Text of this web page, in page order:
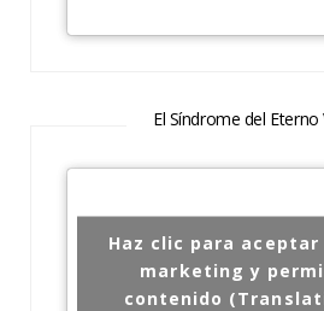
El Síndrome del Eterno
Haz clic para aceptar
marketing y
contenido